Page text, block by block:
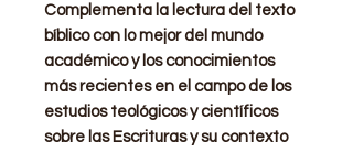
Complementa la lectura del texto
bíblico con lo mejor del mundo
académico y los conocimientos
más recientes en el campo de los
estudios teológicos y científicos
sobre las Escrituras y su contexto